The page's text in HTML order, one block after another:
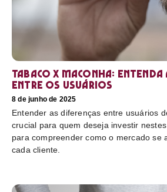
Tabaco x maconha:
entre os usuários
8 de junho de 2025
Entender as diferenças entre usuários
crucial para quem deseja investir
para compreender como o mercado se
cada cliente.